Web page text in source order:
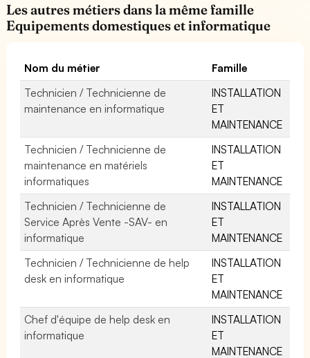
Les autres métiers dans la même famille
Equipements domestiques et informatique
Nom du métier
Famille
Technicien / Technicienne de
maintenance en informatique
INSTALLATION
ET
MAINTENANCE
Technicien / Technicienne de
maintenance en matériels
informatiques
INSTALLATION
ET
MAINTENANCE
Technicien / Technicienne de
Service Après Vente -SAV- en
informatique
INSTALLATION
ET
MAINTENANCE
Technicien / Technicienne de help
desk en informatique
INSTALLATION
ET
MAINTENANCE
Chef d'équipe de help desk en
informatique
INSTALLATION
ET
MAINTENANCE